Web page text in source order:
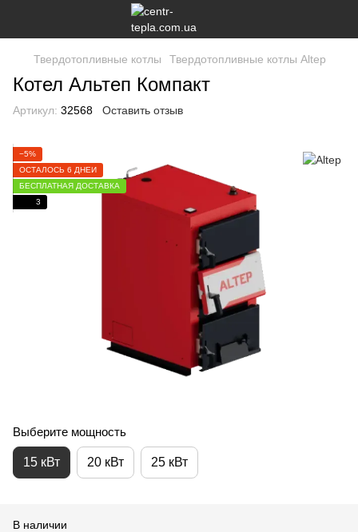
Твердотопливные котлы Твердотопливные котлы Altep
Котел Альтеп Компакт
Артикул: 32568 Оставить отзыв
−5%
ОСТАЛОСЬ 6 ДНЕЙ
БЕСПЛАТНАЯ ДОСТАВКА
3
Выберите мощность
15 кВт 20 кВт 25 кВт
В наличии